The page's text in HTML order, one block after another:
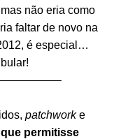
não eria como
faltar de novo na
é especial…
patchworke
permitisse